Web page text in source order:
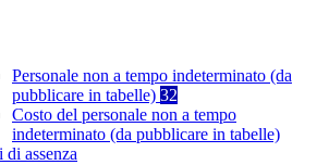
Personale non a tempo indeterminato (da
pubblicare in tabelle) 32
Costo del personale non a tempo
indeterminato (da pubblicare in tabelle)
di assenza